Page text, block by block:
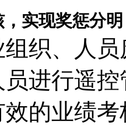
实现奖惩分明
织、人
进行遥
的业绩